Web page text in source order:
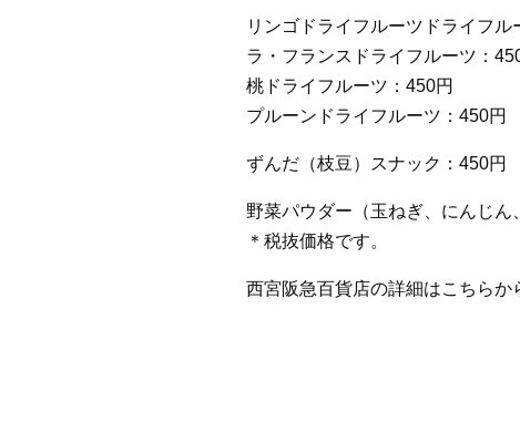
リンゴドライフルーツドライフル
ラ・フランスドライフルーツ：
桃ドライフルーツ：450円
プルーンドライフルーツ：450円
ずんだ（枝豆）スナック：450円
野菜パウダー（玉ねぎ、にんじ
＊税抜価格です。
西宮阪急百貨店の詳細はこちらか